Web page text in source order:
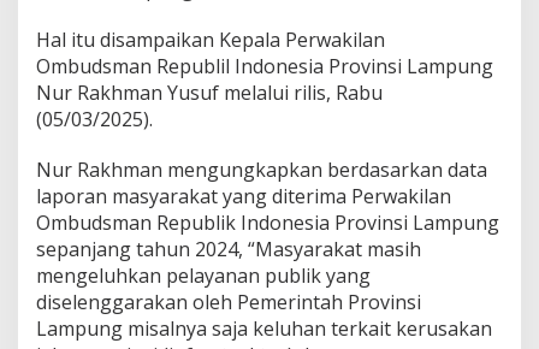
n
a
n
P
i
k
Hal itu disampaikan Kepala Perwakilan
Ombudsman Republil Indonesia Provinsi Lampung
Nur Rakhman Yusuf melalui rilis, Rabu
(05/03/2025).
Nur Rakhman mengungkapkan berdasarkan data
laporan masyarakat yang diterima Perwakilan
Ombudsman Republik Indonesia Provinsi Lampung
sepanjang tahun 2024, “Masyarakat masih
mengeluhkan pelayanan publik yang
diselenggarakan oleh Pemerintah Provinsi
Lampung misalnya saja keluhan terkait kerusakan